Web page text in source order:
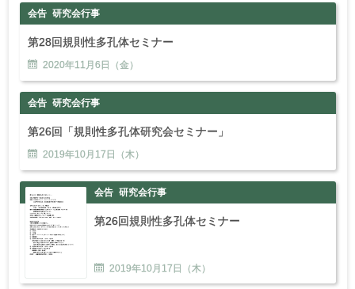
会告 研究会行事
第28回規則性多孔体セミナー
2020年11月 6日（金）
会告 研究会行事
第26回「規則性多孔体研究会セミナー」
2019年10月 17日（木）
会告 研究会行事
第26回規則性多孔体セミナー
2019年10月 17日（木）